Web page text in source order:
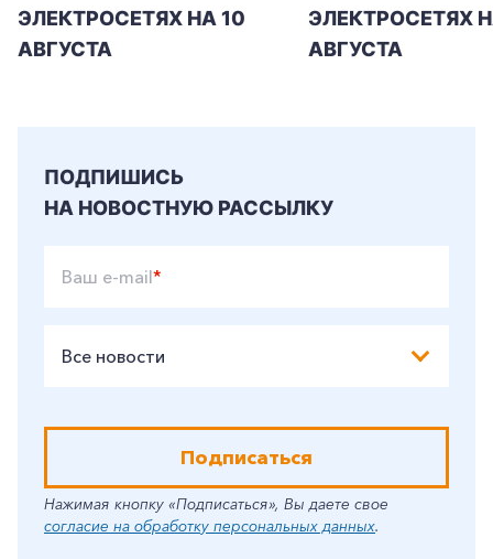
ЭЛЕКТРОСЕТЯХ НА 10
АВГУСТА
ЭЛЕКТРОСЕТЯХ
АВГУСТА
ПОДПИШИСЬ
НА НОВОСТНУЮ РАССЫЛКУ
Ваш e-mail*
Все новости
Подписаться
Нажимая кнопку «Подписаться», Вы даете свое
согласие на обработку персональных данных.